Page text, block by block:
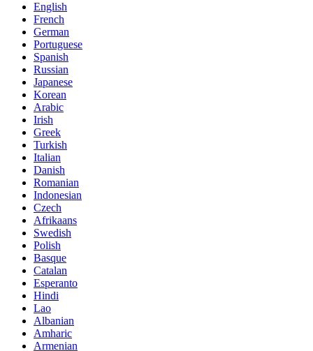
English
French
German
Portuguese
Spanish
Russian
Japanese
Korean
Arabic
Irish
Greek
Turkish
Italian
Danish
Romanian
Indonesian
Czech
Afrikaans
Swedish
Polish
Basque
Catalan
Esperanto
Hindi
Lao
Albanian
Amharic
Armenian